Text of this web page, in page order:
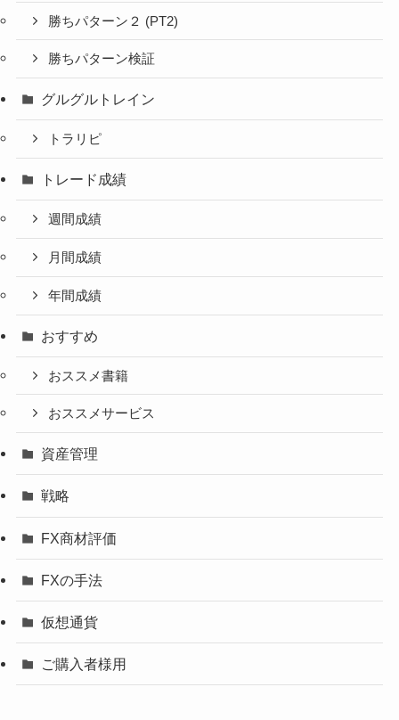
勝ちパターン２ (PT2)
勝ちパターン検証
グルグルトレイン
トラリピ
トレード成績
週間成績
月間成績
年間成績
おすすめ
おススメ書籍
おススメサービス
資産管理
戦略
FX商材評価
FXの手法
仮想通貨
ご購入者様用